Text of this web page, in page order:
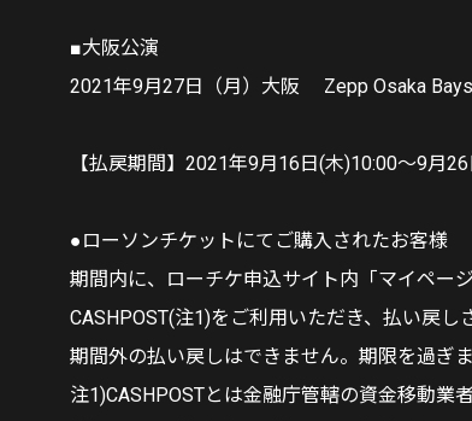
■大阪公演
2021年9月27日（月）大阪 Zepp Osaka
【払戻期間】2021年9月16日(木)10:00～9月
●ローソンチケットにてご購入されたお客様
期間内に、ローチケ申込サイト内「マイペー
CASHPOST(注1)をご利用いただき、払い戻し
期間外の払い戻しはできません。期限を過ぎ
注1)CASHPOSTとは金融庁管轄の資金移動業